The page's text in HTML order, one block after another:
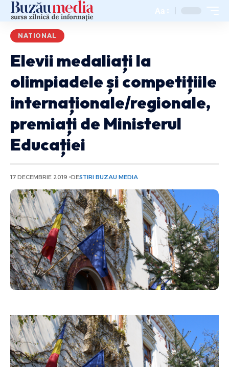
Aa
NATIONAL
Elevii medaliați la
olimpiadele și competițiile
internaționale/regionale,
premiați de Ministerul
Educației
17 DECEMBRIE 2019 DESTIRI BUZAU MEDIA